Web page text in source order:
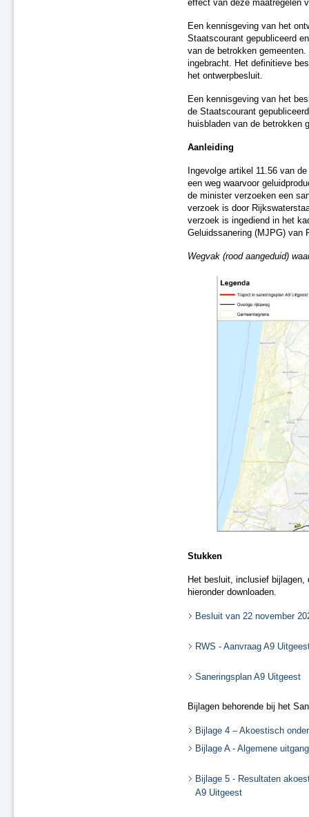
effect van deze maatregelen
Een kennisgeving van het
Staatscourant gepubliceerd
van de betrokken
ingebracht. Het definitieve
het ontwerpbesluit.
Een kennisgeving van het
de Staatscourant
huisbladen van de betrokken
Aanleiding
Ingevolge artikel 11.56 van
een weg waarvoor
de minister verzoeken een
verzoek is door
verzoek is ingediend in het
Geluidssanering (MJPG) van
Wegvak (rood aangeduid)
Stukken
Het besluit, inclusief
hieronder downloaden.
Besluit van 22 november
RWS - Aanvraag A9
Saneringsplan A9 Uitgeest
Bijlagen behorende bij het
Bijlage 4 – Akoestisch
Bijlage A - Algemene
Bijlage 5 - Resultaten
A9 Uitgeest